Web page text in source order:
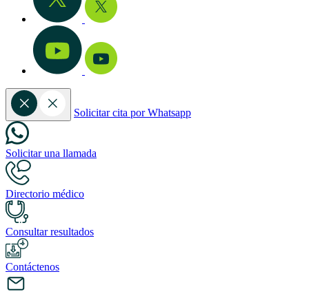
Solicitar cita por Whatsapp
Solicitar una llamada
Directorio médico
Consultar resultados
Contáctenos